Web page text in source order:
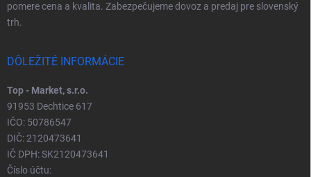
pomere cena a kvalita. Zabezpečujeme dovoz a predaj pre slovenský
trh.
DÔLEŽITÉ INFORMÁCIE
Top - Market, s.r.o.
91953 Dechtice 617
IČO: 50786547
DIČ: 2120473641
IČ DPH: SK2120473641
Číslo účtu: